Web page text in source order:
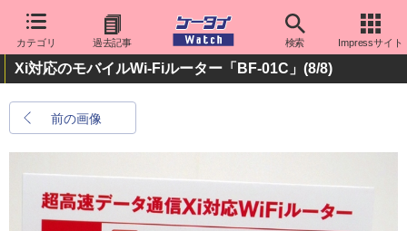
カテゴリ 過去記事 検索 Impressサイト
Xi対応のモバイルWi-Fiルーター「BF-01C」 (8/8)
前の画像